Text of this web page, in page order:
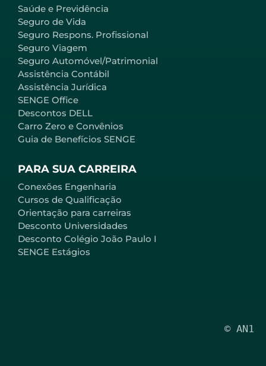
Saúde e Previdência
Seguro de Vida
Seguro Respons. Profissional
Seguro Viagem
Seguro Automóvel/Patrimonial
Assistência Contábil
Assistência Jurídica
SENGE Office
Descontos DELL
Carro Zero e Convênios
Guia de Benefícios SENGE
PARA SUA CARREIRA
Conexões Engenharia
Cursos de Qualificação
Orientação para carreiras
Desconto Universidades
Desconto Colégio João Paulo I
SENGE Estágios
© AN1